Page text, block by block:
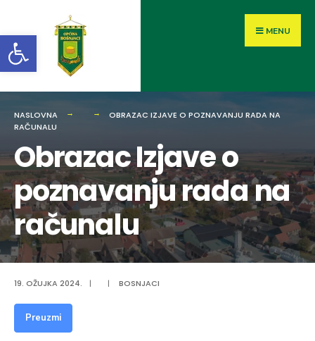
Open toolbar MENU
NASLOVNA
OBRAZAC IZJAVE O POZNAVANJU RADA NA
RAČUNALU
Obrazac Izjave o
poznavanju rada na
računalu
19. OŽUJKA 2024. | | BOSNJACI
Preuzmi